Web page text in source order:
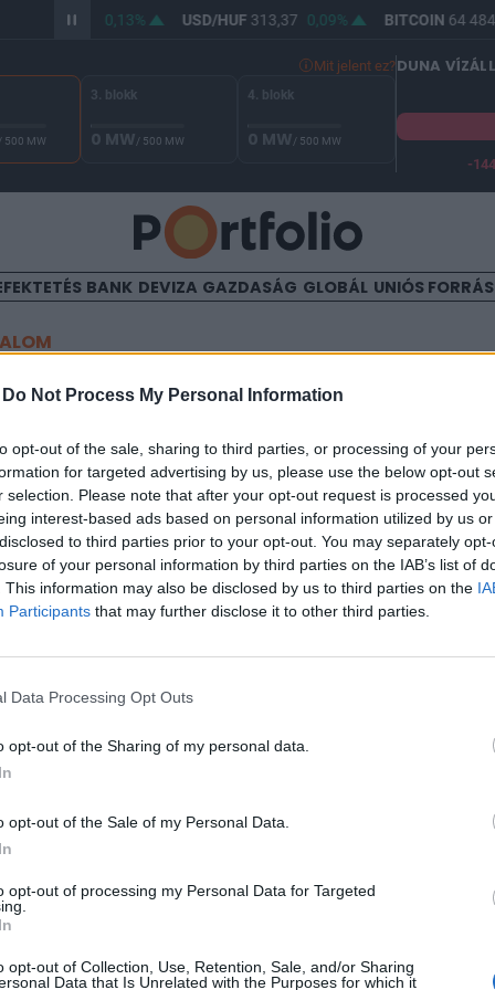
Do Not Process My Personal Information
opt-out of the sale, sharing to third parties, or processing of your
for targeted advertising by us, please use the below opt-out
selection. Please note that after your opt-out request is processed
interest-based ads based on personal information utilized by us
to third parties prior to your opt-out. You may separately
of your personal information by third parties on the IAB’s list of
This information may also be disclosed by us to third parties on the
Participants that may further disclose it to other third parties.
Data Processing Opt Outs
opt-out of the Sharing of my personal data.
opt-out of the Sale of my Personal Data.
opt-out of processing my Personal Data for Targeted
opt-out of Collection, Use, Retention, Sale, and/or Sharing
Data that Is Unrelated with the Purposes for which it
362,18 0,13% USD/HUF 313,37 0,09% BITCOIN64
Mit jelent ez?
/ 500 MW
3. blokk
0 MW/ 500 MW
4. blokk
0 MW/ 500 MW
DUNA
-
BANK DEVIZA GAZDASÁG GLOBÁL UNIÓS
busz? Megszólalt a Rába
fellángolt a vita, vajon mennyire magyar a Rába és a
jövő év elején leszállításra kerülő 66 busz. A
képviselője elmondta, hogy a buszok már most is
múlt héten pedig újabb 5 csuklós busz szállítási jogát nyerte el
Omnibusz blog a megrendelésekkel kapcsolatban azt írja,
Volvo buszban, és csupán a matricák lesznek...
tartalmazza:
cikkarchívum